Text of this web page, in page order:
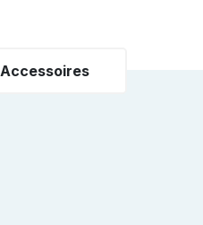
Accessoires